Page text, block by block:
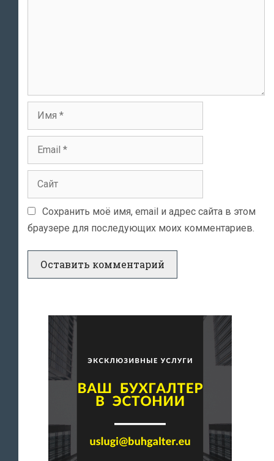
Сохранить моё имя, email и адрес сайта в этом
браузере для последующих моих комментариев.